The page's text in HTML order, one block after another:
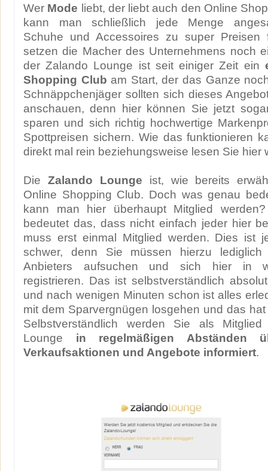
Wer Mode liebt, der liebt auch den Online
kann man schließlich jede Menge
Schuhe und Accessoires zu super Preisen
setzen die Macher des Unternehmens noch
der Zalando Lounge ist seit einiger Zeit ein
Shopping Club am Start, der das Ganze
Schnäppchenjäger sollten sich dieses
anschauen, denn hier können Sie jetzt
sparen und sich richtig hochwertige
Spottpreisen sichern. Wie das funktionieren
direkt mal rein beziehungsweise lesen Sie hier
Die Zalando Lounge ist, wie bereits
Online Shopping Club. Doch was genau
kann man hier überhaupt Mitglied
bedeutet das, dass nicht einfach jeder hier
muss erst einmal Mitglied werden. Dies ist
schwer, denn Sie müssen hierzu
Anbieters aufsuchen und sich hier in
registrieren. Das ist selbstverständlich
und nach wenigen Minuten schon ist alles
mit dem Sparvergnügen losgehen und das
Selbstverständlich werden Sie als
Lounge in regelmäßigen Abständen
Verkaufsaktionen und Angebote informiert.